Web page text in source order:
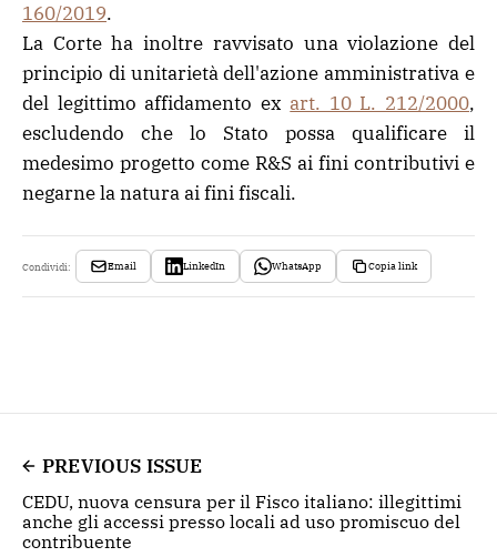
160/2019.
La Corte ha inoltre ravvisato una violazione del
principio di unitarietà dell'azione amministrativa e
del legittimo affidamento ex art. 10 L. 212/2000,
escludendo che lo Stato possa qualificare il
medesimo progetto come R&S ai fini contributivi e
negarne la natura ai fini fiscali.
Condividi: Email LinkedIn WhatsApp Copia link
PREVIOUS ISSUE
CEDU, nuova censura per il Fisco italiano: illegittimi
anche gli accessi presso locali ad uso promiscuo del
contribuente